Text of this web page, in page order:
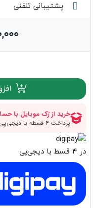
پشتیبانی تلفنی
در ۴ قسط با دیجی‌پی